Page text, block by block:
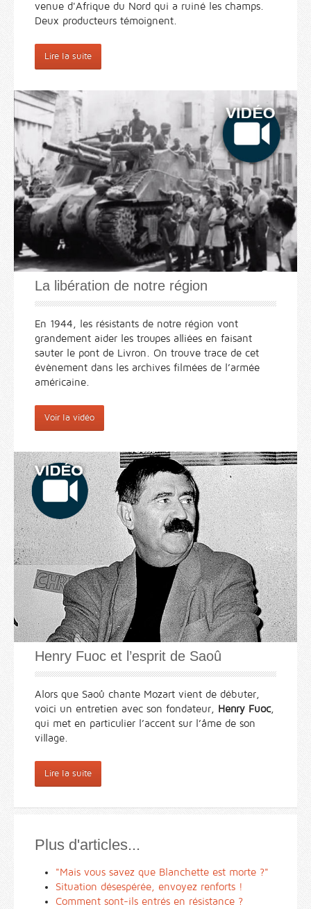
venue d'Afrique du Nord qui a ruiné les champs.
Deux producteurs témoignent.
Lire la suite
La libération de notre région
En 1944, les résistants de notre région vont
grandement aider les troupes alliées en faisant
sauter le pont de Livron. On trouve trace de cet
évènement dans les archives filmées de l’armée
américaine.
Voir la vidéo
Henry Fuoc et l’esprit de Saoû
Alors que Saoû chante Mozart vient de débuter,
voici un entretien avec son fondateur, Henry Fuoc,
qui met en particulier l’accent sur l’âme de son
village.
Lire la suite
Plus d'articles...
"Mais vous savez que Blanchette est morte ?"
Situation désespérée, envoyez renforts !
Comment sont-ils entrés en résistance ?